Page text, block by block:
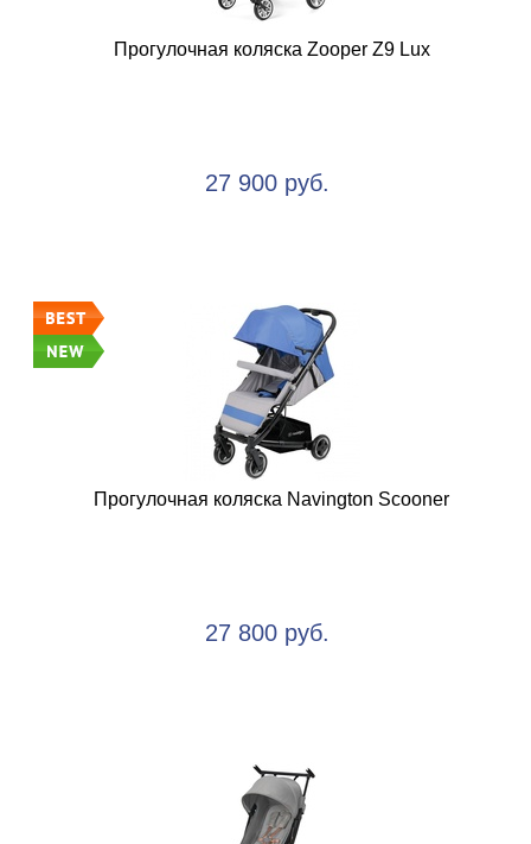
Прогулочная коляска Zooper Z9 Lux
27 900 руб.
Прогулочная коляска Navington Scooner
27 800 руб.